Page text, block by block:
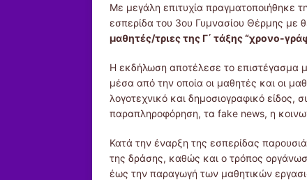
Με μεγάλη επιτυχία πραγματοποιήθηκε
εσπερίδα του 3ου Γυμνασίου Θέρμης με
μαθητές/τριες της Γ΄ τάξης “χρονο-
Η εκδήλωση αποτέλεσε το επιστέγασμα
μέσα από την οποία οι μαθητές και οι
λογοτεχνικό και δημοσιογραφικό
παραπληροφόρηση, τα fake news, η
Κατά την έναρξη της εσπερίδας
της δράσης, καθώς και ο τρόπος
έως την παραγωγή των μαθητικών